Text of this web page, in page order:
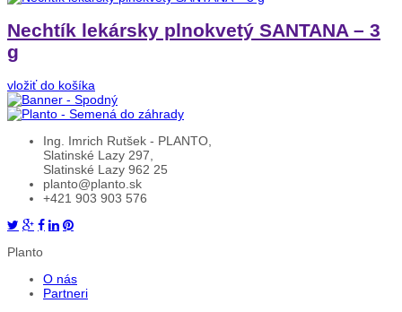
Nechtík lekársky plnokvetý SANTANA – 3
g
vložiť do košíka
Ing. Imrich Rutšek - PLANTO,
Slatinské Lazy 297,
Slatinské Lazy 962 25
planto@planto.sk
+421 903 903 576
Planto
O nás
Partneri